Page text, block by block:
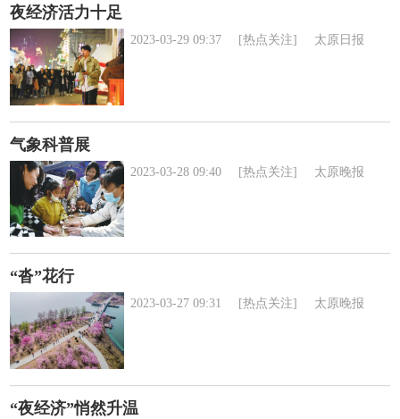
夜经济活力十足
2023-03-29 09:37 [热点关注] 太原日报
气象科普展
2023-03-28 09:40 [热点关注] 太原晚报
“沓”花行
2023-03-27 09:31 [热点关注] 太原晚报
“夜经济”悄然升温